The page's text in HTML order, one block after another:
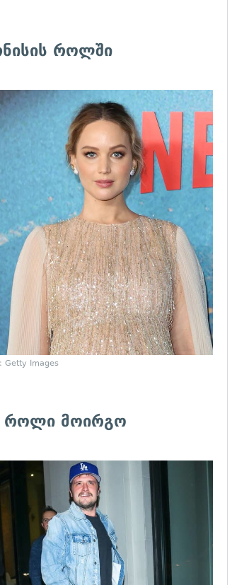
როლში
Getty Images
როლი მოირგო